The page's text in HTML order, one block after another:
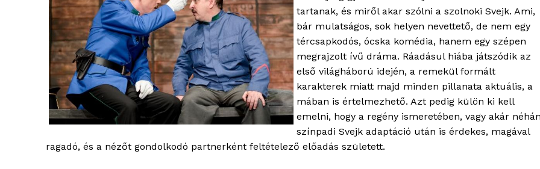
blogSZOLNOK
élményportál
tartanak, és miről akar szólni a szolnoki Svejk. Ami,
bár mulatságos, sok helyen nevettető, de nem egy
tércsapkodós, ócska komédia, hanem egy szépen
megrajzolt ívű dráma. Ráadásul hiába játszódik az
első világháború idején, a remekül formált
karakterek miatt majd minden pillanata aktuális, a
mában is értelmezhető. Azt pedig külön ki kell
emelni, hogy a regény ismeretében, vagy akár
színpadi Svejk adaptáció után is érdekes, magával
ragadó, és a nézőt gondolkodó partnerként feltételező előadás született.